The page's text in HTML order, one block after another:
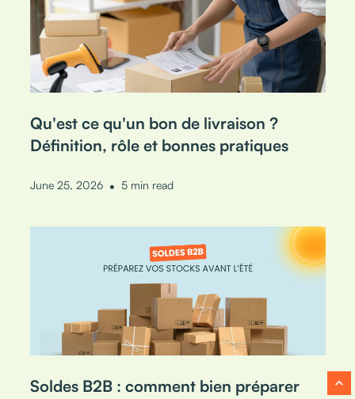
Qu'est ce qu'un bon de livraison ?
Définition, rôle et bonnes pratiques
June 25, 2026 • 5 min read
Soldes B2B : comment bien préparer
expand_less